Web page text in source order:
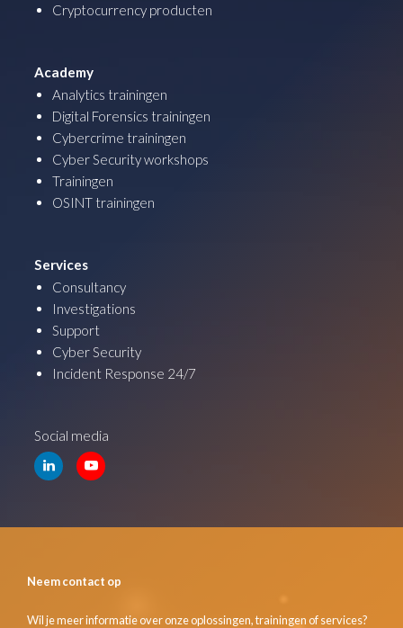
Cryptocurrency producten
Academy
Analytics trainingen
Digital Forensics trainingen
Cybercrime trainingen
Cyber Security workshops
Trainingen
OSINT trainingen
Services
Consultancy
Investigations
Support
Cyber Security
Incident Response 24/7
Social media
Neem contact op
Wil je meer informatie over onze oplossingen, trainingen of services?